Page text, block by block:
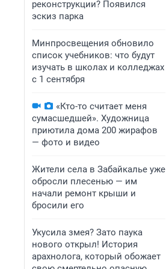
реконструкции? Появился
эскиз парка
Минпросвещения обновило
список учебников: что будут
изучать в школах и колледжах
с 1 сентября
«Кто-то считает меня
сумасшедшей». Художница
приютила дома 200 жирафов
— фото и видео
Жители села в Забайкалье уже
обросли плесенью — им
начали ремонт крыши и
бросили его
Укусила змея? Зато паука
нового открыл! История
арахнолога, который обожает